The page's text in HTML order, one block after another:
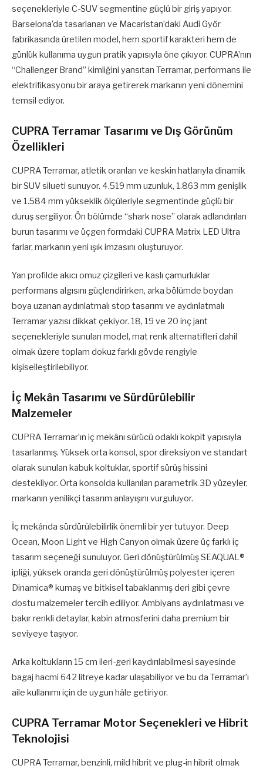
seçenekleriyle C-SUV segmentine güçlü bir giriş yapıyor.
Barselona’da tasarlanan ve Macaristan’daki Audi Győr
fabrikasında üretilen model, hem sportif karakteri hem de
günlük kullanıma uygun pratik yapısıyla öne çıkıyor. CUPRA’nın
“Challenger Brand” kimliğini yansıtan Terramar, performans ile
elektrifikasyonu bir araya getirerek markanın yeni dönemini
temsil ediyor.
CUPRA Terramar Tasarımı ve Dış Görünüm
Özellikleri
CUPRA Terramar, atletik oranları ve keskin hatlarıyla dinamik
bir SUV silueti sunuyor. 4.519 mm uzunluk, 1.863 mm genişlik
ve 1.584 mm yükseklik ölçüleriyle segmentinde güçlü bir
duruş sergiliyor. Ön bölümde “shark nose” olarak adlandırılan
burun tasarımı ve üçgen formdaki CUPRA Matrix LED Ultra
farlar, markanın yeni ışık imzasını oluşturuyor.
Yan profilde akıcı omuz çizgileri ve kaslı çamurluklar
performans algısını güçlendirirken, arka bölümde boydan
boya uzanan aydınlatmalı stop tasarımı ve aydınlatmalı
Terramar yazısı dikkat çekiyor. 18, 19 ve 20 inç jant
seçenekleriyle sunulan model, mat renk alternatifleri dahil
olmak üzere toplam dokuz farklı gövde rengiyle
kişiselleştirilebiliyor.
İç Mekân Tasarımı ve Sürdürülebilir
Malzemeler
CUPRA Terramar’ın iç mekânı sürücü odaklı kokpit yapısıyla
tasarlanmış. Yüksek orta konsol, spor direksiyon ve standart
olarak sunulan kabuk koltuklar, sportif sürüş hissini
destekliyor. Orta konsolda kullanılan parametrik 3D yüzeyler,
markanın yenilikçi tasarım anlayışını vurguluyor.
İç mekânda sürdürülebilirlik önemli bir yer tutuyor. Deep
Ocean, Moon Light ve High Canyon olmak üzere üç farklı iç
tasarım seçeneği sunuluyor. Geri dönüştürülmüş SEAQUAL®
ipliği, yüksek oranda geri dönüştürülmüş polyester içeren
Dinamica® kumaş ve bitkisel tabaklanmış deri gibi çevre
dostu malzemeler tercih ediliyor. Ambiyans aydınlatması ve
bakır renkli detaylar, kabin atmosferini daha premium bir
seviyeye taşıyor.
Arka koltukların 15 cm ileri-geri kaydırılabilmesi sayesinde
bagaj hacmi 642 litreye kadar ulaşabiliyor ve bu da Terramar’ı
aile kullanımı için de uygun hâle getiriyor.
CUPRA Terramar Motor Seçenekleri ve Hibrit
Teknolojisi
CUPRA Terramar, benzinli, mild hibrit ve plug-in hibrit olmak